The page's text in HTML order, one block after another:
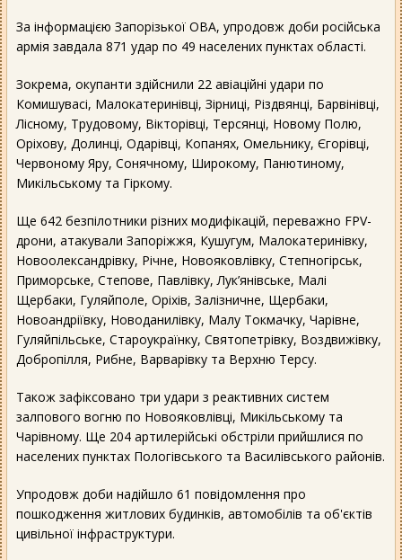
За інформацією Запорізької ОВА, упродовж доби російська
армія завдала 871 удар по 49 населених пунктах області.
Зокрема, окупанти здійснили 22 авіаційні удари по
Комишувасі, Малокатеринівці, Зірниці, Різдвянці, Барвінівці,
Лісному, Трудовому, Вікторівці, Терсянці, Новому Полю,
Оріхову, Долинці, Одарівці, Копанях, Омельнику, Єгорівці,
Червоному Яру, Сонячному, Широкому, Панютиному,
Микільському та Гіркому.
Ще 642 безпілотники різних модифікацій, переважно FPV-
дрони, атакували Запоріжжя, Кушугум, Малокатеринівку,
Новоолександрівку, Річне, Новояковлівку, Степногірськ,
Приморське, Степове, Павлівку, Лук’янівське, Малі
Щербаки, Гуляйполе, Оріхів, Залізничне, Щербаки,
Новоандріївку, Новоданилівку, Малу Токмачку, Чарівне,
Гуляйпільське, Староукраїнку, Святопетрівку, Воздвижівку,
Добропілля, Рибне, Варварівку та Верхню Терсу.
Також зафіксовано три удари з реактивних систем
залпового вогню по Новояковлівці, Микільському та
Чарівному. Ще 204 артилерійські обстріли прийшлися по
населених пунктах Пологівського та Василівського районів.
Упродовж доби надійшло 61 повідомлення про
пошкодження житлових будинків, автомобілів та об'єктів
цивільної інфраструктури.